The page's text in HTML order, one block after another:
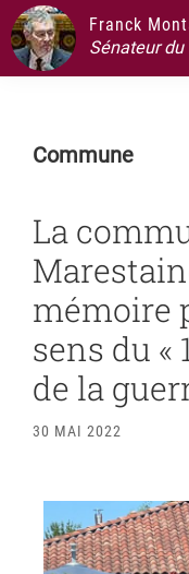
Passer
au
contenu
Passer
la
latérale
Passer
au
pied
page
Franck
Sénateur du
Commune
La
mémoire
sens du «
de la
30 MAI 2022